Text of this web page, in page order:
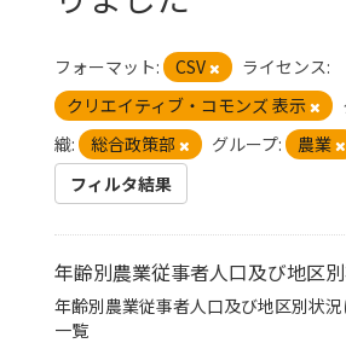
フォーマット: CSV
ライセンス:
クリエイティブ・コモンズ 表示
織:
総合政策部 グループ:
農業
フィルタ結果
年齢別農業従事者人口及び地区
年齢別農業従事者人口及び地区別状
一覧